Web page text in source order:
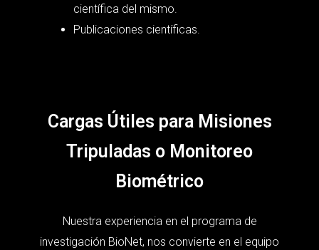
científica del mismo.
Publicaciones científicas.
Cargas Útiles para Misiones
Tripuladas o Monitoreo
Biométrico
Nuestra experiencia en el programa de
investigación BioNet, nos convierte en el equipo